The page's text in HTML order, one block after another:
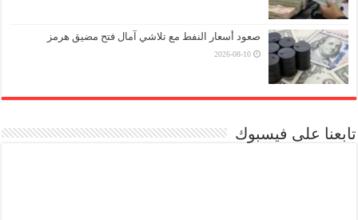
صعود أسعار النفط مع تلاشي آمال فتح مضيق هرمز
2026-08-10
تابعنا على فيسبوك